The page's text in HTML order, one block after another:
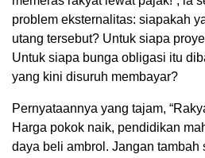
problem eksternalitas: siapakah
utang tersebut? Untuk siapa
Untuk siapa bunga obligasi itu
yang kini disuruh membayar?
Pernyataannya yang tajam,
Harga pokok naik, pendidikan
daya beli ambrol. Jangan tambah